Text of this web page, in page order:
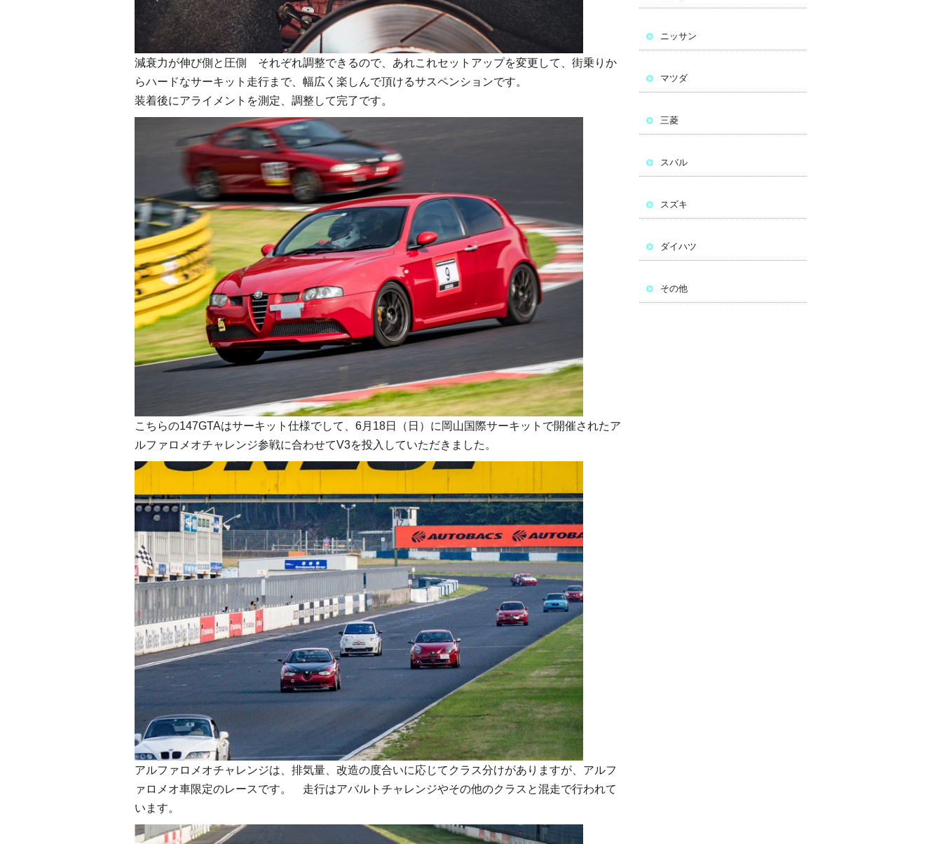
減衰力が伸び側と圧側 それぞれ調整できるので、あれこれセットアップを変更して、街乗りか
らハードなサーキット走行まで、幅広く楽しんで頂けるサスペンションです。
装着後にアライメントを測定、調整して完了です。
こちらの147GTAはサーキット仕様でして、6月18日（日）に岡山国際サーキットで開催されたア
ルファロメオチャレンジ参戦に合わせてV3を投入していただきました。
アルファロメオチャレンジは、排気量、改造の度合いに応じてクラス分けがありますが、アルフ
ァロメオ車限定のレースです。 走行はアバルトチャレンジやその他のクラスと混走で行われて
います。
ニッサン
マツダ
三菱
スバル
スズキ
ダイハツ
その他